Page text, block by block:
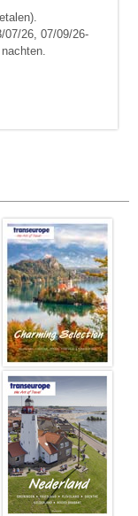
07/26, 07/09/26-